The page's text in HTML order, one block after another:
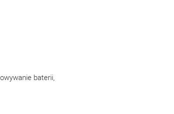
baterii,